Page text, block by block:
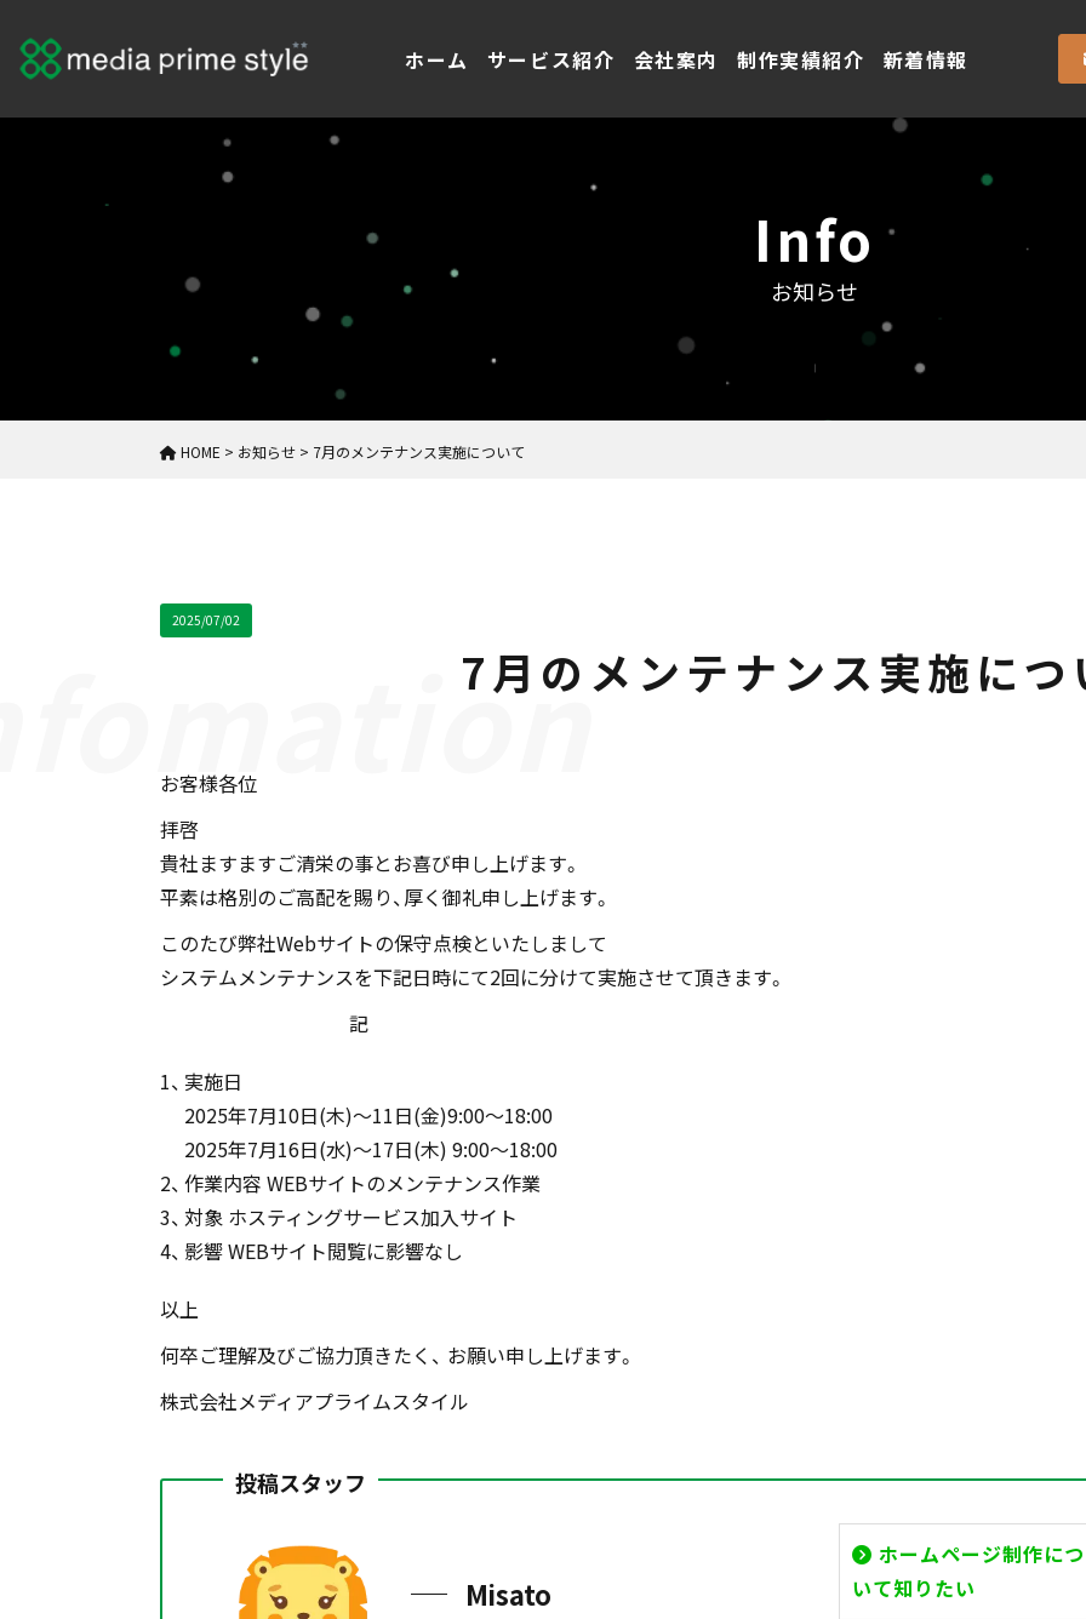
ホーム サービス紹介 会社案内 制作実績紹介 新着情報
Info
お知らせ
HOME > お知らせ > 7月のメンテナンス実施について
2025/07/02
7月のメンテナンス実施につ
お客様各位
拝啓
貴社ますますご清栄の事とお喜び申し上げます。
平素は格別のご高配を賜り、厚く御礼申し上げます。
このたび弊社Webサイトの保守点検といたしまして
システムメンテナンスを下記日時にて2回に分けて実施させて頂きます。
記
実施日
2025年7月10日(木)〜11日(金)9:00～18:00
2025年7月16日(水)〜17日(木) 9:00～18:00
作業内容 WEBサイトのメンテナンス作業
対象 ホスティングサービス加入サイト
影響WEBサイト閲覧に影響なし
以上
何卒ご理解及びご協力頂きたく、 お願い申し上げます。
株式会社メディアプライムスタイル
投稿スタッフ
Misato
ホームページ制作につ
いて知りたい